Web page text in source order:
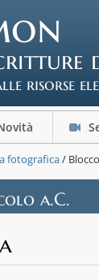
risorse
fotografica/
a.C.